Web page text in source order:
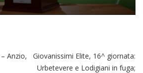
Urbetevere e Lodigiani in fuga;
l’Ostiamare aggancia il Savio